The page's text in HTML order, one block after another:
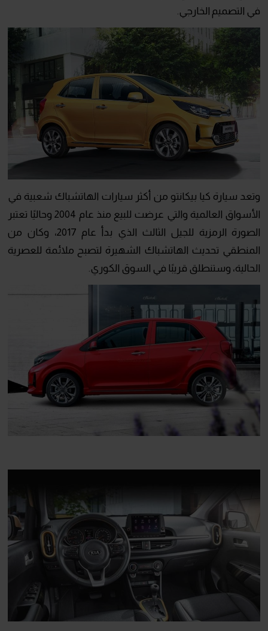
في التصميم الخارجي.
وتعد سيارة كيا بيكانتو من أكثر سيارات الهاتشباك شعبية في
الأسواق العالمية والتي عرضت للبيع منذ عام 2004 وحاليًا تعتبر
الصورة الرمزية للجيل الثالث الذي بدأ عام 2017، وكان من
المنطقي تحديث الهاتشباك الشهيرة لتصبح ملائمة للعصرية
الحالية، وستنطلق قريبًا في السوق الكوري.